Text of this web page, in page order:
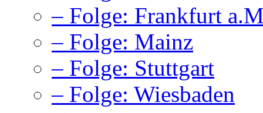
– Folge: Frankfurt
– Folge: Mainz
– Folge: Stuttgart
– Folge: Wiesbaden